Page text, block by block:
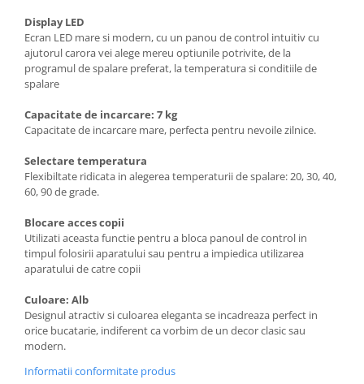
Display LED
Ecran LED mare si modern, cu un panou de control intuitiv cu
ajutorul carora vei alege mereu optiunile potrivite, de la
programul de spalare preferat, la temperatura si conditiile de
spalare
Capacitate de incarcare: 7 kg
Capacitate de incarcare mare, perfecta pentru nevoile zilnice.
Selectare temperatura
Flexibiltate ridicata in alegerea temperaturii de spalare: 20, 30, 40,
60, 90 de grade.
Blocare acces copii
Utilizati aceasta functie pentru a bloca panoul de control in
timpul folosirii aparatului sau pentru a impiedica utilizarea
aparatului de catre copii
Culoare: Alb
Designul atractiv si culoarea eleganta se incadreaza perfect in
orice bucatarie, indiferent ca vorbim de un decor clasic sau
modern.
Informatii conformitate produs